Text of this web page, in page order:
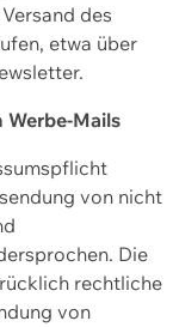
des
etwa über
Mails
von nicht
Die
rechtliche
von